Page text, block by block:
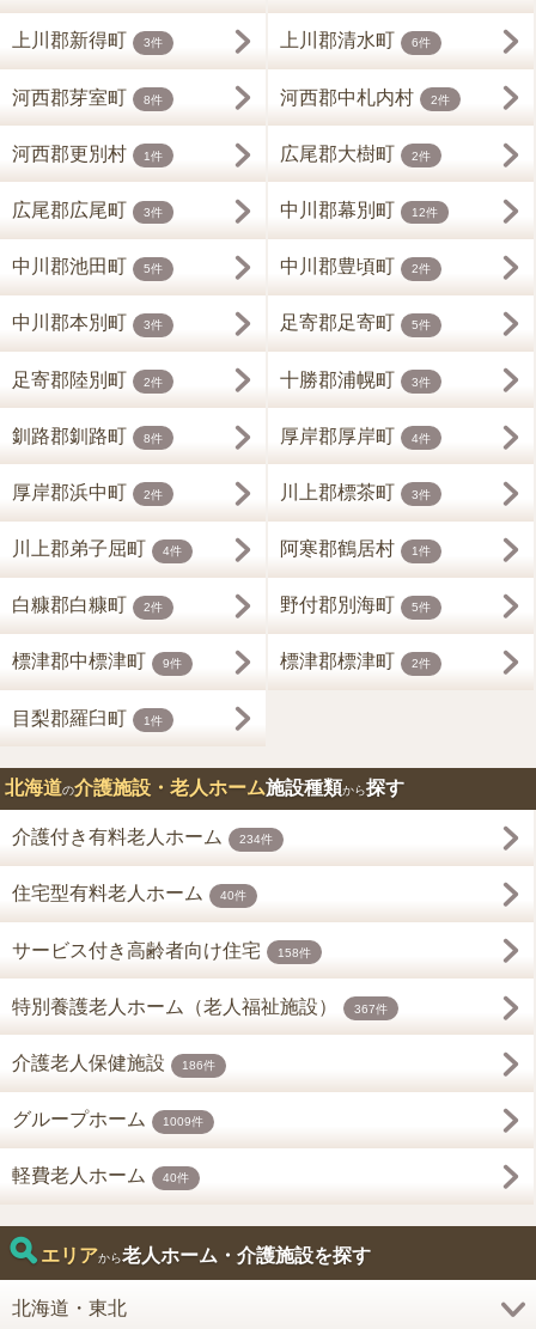
上川郡新得町 3件 上川郡清水町 6件
河西郡芽室町 8件 河西郡中札内村 2件
河西郡更別村 1件 広尾郡大樹町 2件
広尾郡広尾町 3件 中川郡幕別町 12件
中川郡池田町 5件 中川郡豊頃町 2件
中川郡本別町 3件 足寄郡足寄町 5件
足寄郡陸別町 2件 十勝郡浦幌町 3件
釧路郡釧路町 8件 厚岸郡厚岸町 4件
厚岸郡浜中町 2件 川上郡標茶町 3件
川上郡弟子屈町 4件 阿寒郡鶴居村 1件
白糠郡白糠町 2件 野付郡別海町 5件
標津郡中標津町 9件 標津郡標津町 2件
目梨郡羅臼町 1件
北海道の介護施設・老人ホーム施設種類から探す
介護付き有料老人ホーム 234件
住宅型有料老人ホーム 40件
サービス付き高齢者向け住宅 158件
特別養護老人ホーム（老人福祉施設） 367件
介護老人保健施設 186件
グループホーム 1009件
軽費老人ホーム 40件
エリアから老人ホーム・介護施設を探す
北海道・東北